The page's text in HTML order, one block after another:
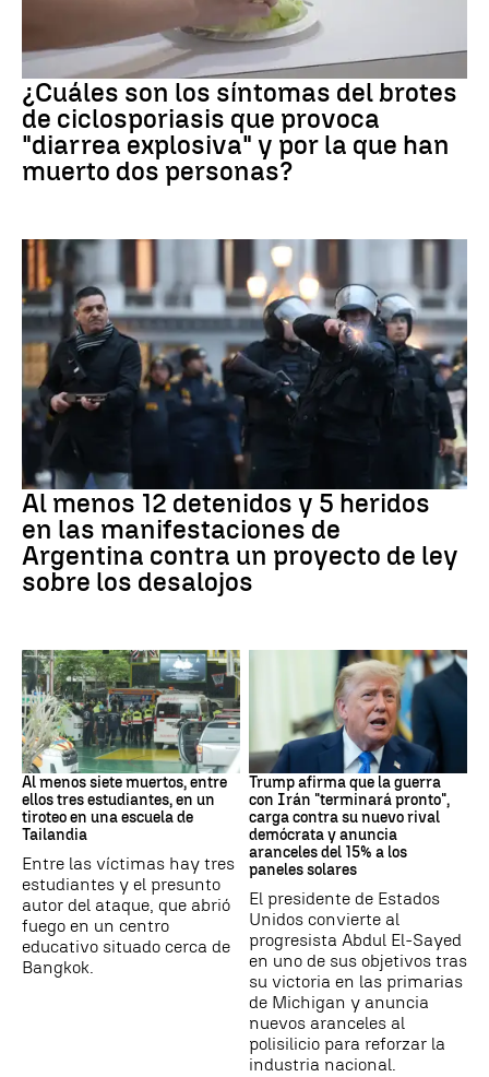
Brote
¿Cuáles son los síntomas del brotes
de ciclosporiasis que provoca
"diarrea explosiva" y por la que han
muerto dos personas?
Protestas
Al menos 12 detenidos y 5 heridos
en las manifestaciones de
Argentina contra un proyecto de ley
sobre los desalojos
Tailandia
Al menos siete muertos, entre
ellos tres estudiantes, en un
tiroteo en una escuela de
Tailandia
Entre las víctimas hay tres
estudiantes y el presunto
autor del ataque, que abrió
fuego en un centro
educativo situado cerca de
Bangkok.
Trump
Trump afirma que la guerra
con Irán "terminará pronto",
carga contra su nuevo rival
demócrata y anuncia
aranceles del 15% a los
paneles solares
El presidente de Estados
Unidos convierte al
progresista Abdul El-Sayed
en uno de sus objetivos tras
su victoria en las primarias
de Michigan y anuncia
nuevos aranceles al
polisilicio para reforzar la
industria nacional.